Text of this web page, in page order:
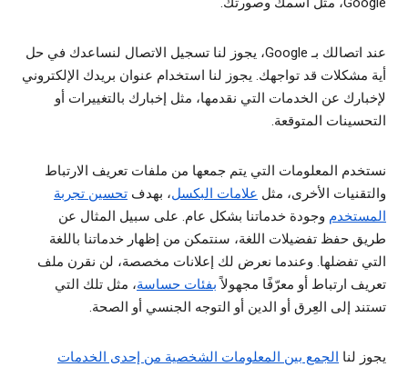
عند اتصالك بـ Google، يجوز لنا تسجيل الاتصال لنساعدك في حل
أية مشكلات قد تواجهك. يجوز لنا استخدام عنوان بريدك الإلكتروني
لإخبارك عن الخدمات التي نقدمها، مثل إخبارك بالتغييرات أو
التحسينات المتوقعة.
نستخدم المعلومات التي يتم جمعها من ملفات تعريف الارتباط
والتقنيات الأخرى، مثل علامات البكسل، بهدف تحسين تجربة
المستخدم وجودة خدماتنا بشكل عام. على سبيل المثال عن
طريق حفظ تفضيلات اللغة، سنتمكن من إظهار خدماتنا باللغة
التي تفضلها. وعندما نعرض لك إعلانات مخصصة، لن نقرن ملف
تعريف ارتباط أو معرّفًا مجهولاًبفئات حساسة، مثل تلك التي
تستند إلى العِرق أو الدين أو التوجه الجنسي أو الصحة.
يجوز لنا الجمع بين المعلومات الشخصية من إحدى الخدمات